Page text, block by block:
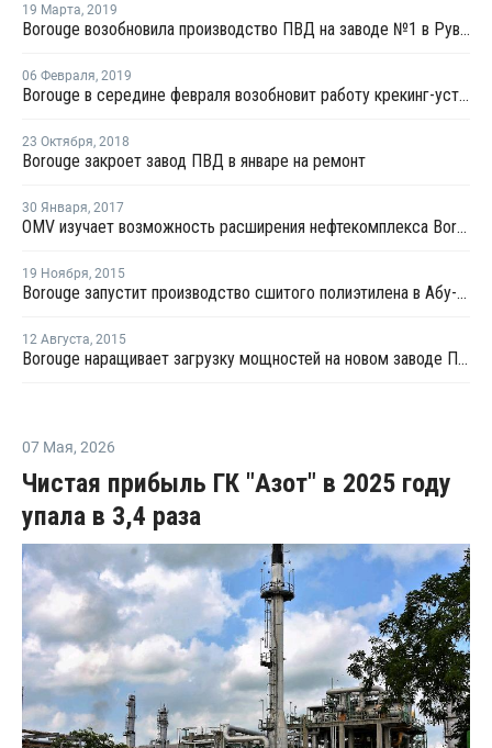
19 Марта, 2019
Borouge возобновила производство ПВД на заводе №1 в Рувайсе
06 Февраля, 2019
Borouge в середине февраля возобновит работу крекинг-установки № 3 в Рувайсе
23 Октября, 2018
Borouge закроет завод ПВД в январе на ремонт
30 Января, 2017
OMV изучает возможность расширения нефтекомплекса Borouge в ОАЭ
19 Ноября, 2015
Borouge запустит производство сшитого полиэтилена в Абу-Даби в начале 2016 года
12 Августа, 2015
Borouge наращивает загрузку мощностей на новом заводе ПП в Рувайсе
07 Мая, 2026
Чистая прибыль ГК "Азот" в 2025 году
упала в 3,4 раза